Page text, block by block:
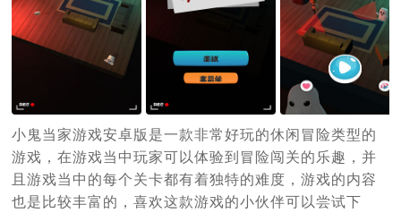
小鬼当家游戏安卓版是一款非常好玩的休闲冒险类型的
游戏，在游戏当中玩家可以体验到冒险闯关的乐趣，并
且游戏当中的每个关卡都有着独特的难度，游戏的内容
也是比较丰富的，喜欢这款游戏的小伙伴可以尝试下